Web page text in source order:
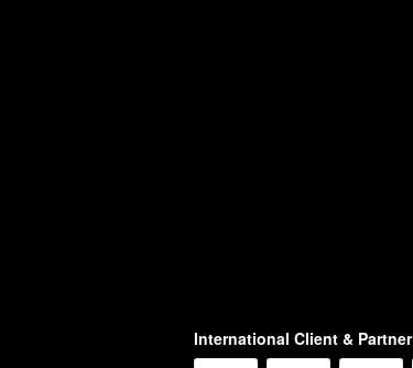
International Client & Partner